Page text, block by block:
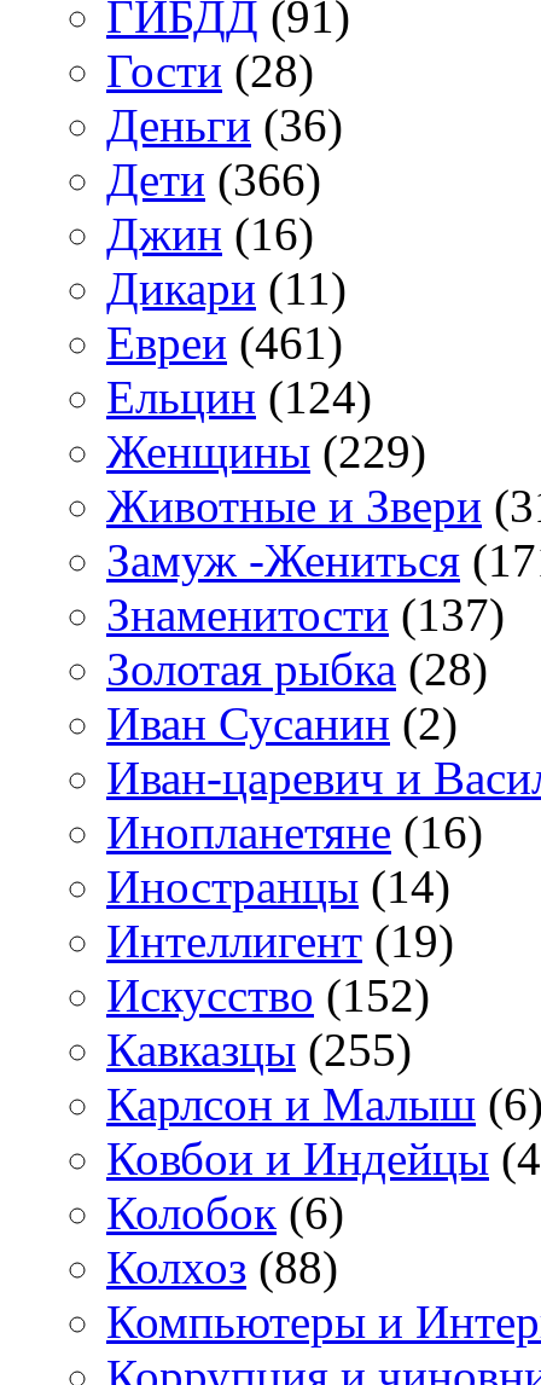
ГИБДД (91)
Гости (28)
Деньги (36)
Дети (366)
Джин (16)
Дикари (11)
Евреи (461)
Ельцин (124)
Женщины (229)
Животные и Звери
Замуж -Жениться
Знаменитости (137)
Золотая рыбка (28)
Иван Сусанин (2)
Иван-царевич и
Инопланетяне (16)
Иностранцы (14)
Интеллигент (19)
Искусство (152)
Кавказцы (255)
Карлсон и Малыш
Ковбои и Индейцы
Колобок (6)
Колхоз (88)
Компьютеры и